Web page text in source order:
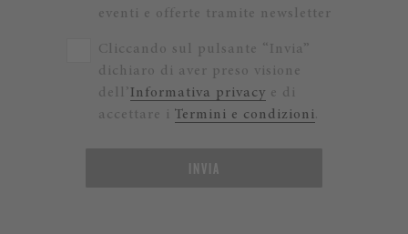
eventi e offerte tramite newsletter
Cliccando sul pulsante “Invia”
dichiaro di aver preso visione
dell’Informativa privacy e di
accettare i Termini e condizioni.
INVIA